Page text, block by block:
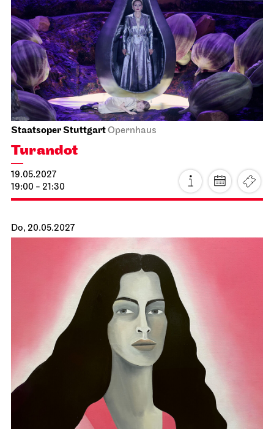
Staatsoper StuttgartOpernhaus
Sounds of Staatsorchester
25.04.2027
19:30
Mo, 26.04.2027
Staatsoper Stuttgart
Opernhaus
Zum letzten Mal in dieser Spielzeit
La Cenerentola
26.04.2027
19:00 - 22:30
Di, 27.04.2027